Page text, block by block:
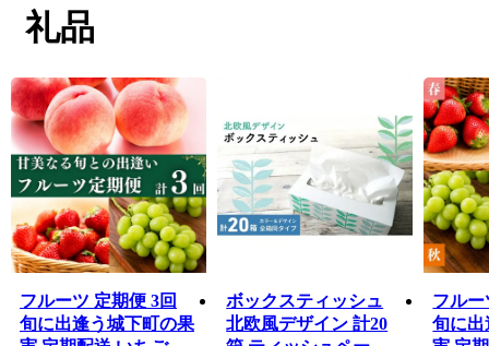
として、さらなる成長を続けています。
礼品
フルーツ 定期便 3回
旬に出逢う城下町の果
ボックスティッシュ
北欧風デザイン 計20
フルー
旬に出